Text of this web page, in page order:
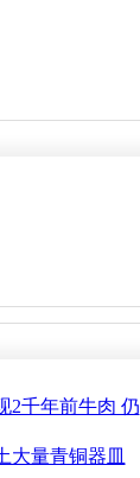
2千年前牛肉 仍
大量青铜器皿